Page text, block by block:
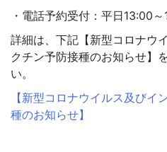
・電話予約受付：平日13:00
詳細は、下記【新型コロナウ
クチン予防接種のお知らせ】
い。
【新型コロナウイルス及び
種のお知らせ】